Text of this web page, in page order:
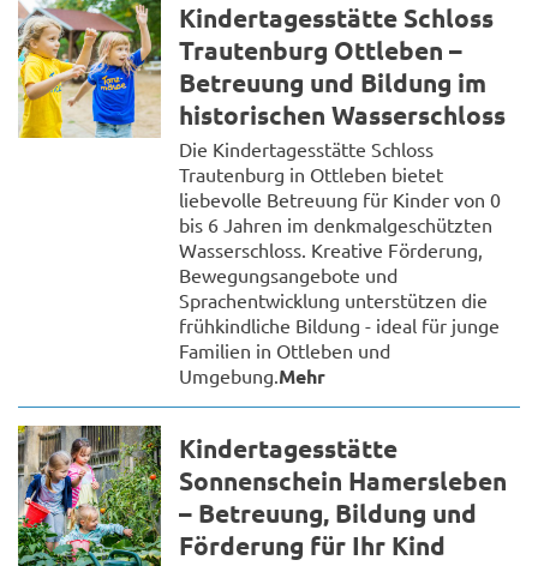
Kindertagesstätte Schloss
Trautenburg Ottleben –
Betreuung und Bildung im
historischen Wasserschloss
Die Kindertagesstätte Schloss
Trautenburg in Ottleben bietet
liebevolle Betreuung für Kinder von 0
bis 6 Jahren im denkmalgeschützten
Wasserschloss. Kreative Förderung,
Bewegungsangebote und
Sprachentwicklung unterstützen die
frühkindliche Bildung - ideal für junge
Familien in Ottleben und
Umgebung.Mehr
Kindertagesstätte
Sonnenschein Hamersleben
– Betreuung, Bildung und
Förderung für Ihr Kind